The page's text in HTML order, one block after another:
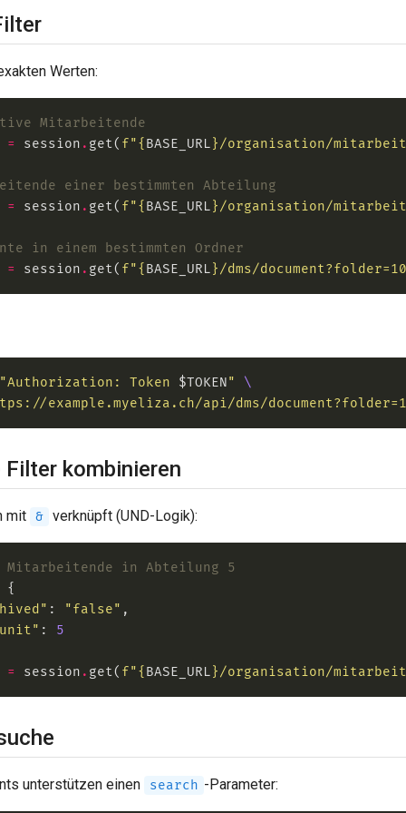
Werten:
Mitarbeitende
= session . get( f"{ BASE_URL }/organisation/
einer bestimmten Abteilung
= session . get( f"{ BASE_URL }/organisation/
in einem bestimmten Ordner
= session . get( f"{ BASE_URL }/dms/
"Authorization: Token $TOKEN"
example.myeliza.ch/api/dms/
Filter kombinieren
mit & verknüpft (UND-Logik):
Mitarbeitende in Abteilung 5
: "false"
: 5
= session . get( f"{ BASE_URL }/organisation/
unterstützen einen search -Parameter: